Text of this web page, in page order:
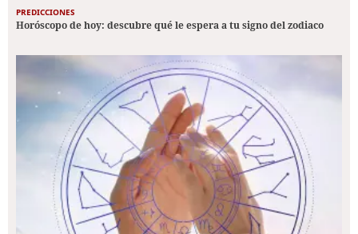
PREDICCIONES
Horóscopo de hoy: descubre qué le espera a tu signo del zodiaco